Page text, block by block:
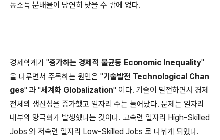
동소득 분배율이 당연히 낮을 수 밖에 없다.
경제학계가 "증가하는 경제적 불균등 Economic Inequality"
을 다루면서 주목하는 원인은 "기술발전 Technological Chan
ges" 과 "세계화 Globalization" 이다. 기술이 발전하면서 경제
전체의 생산성을 증가했고 일자리 수는 늘어났다. 문제는 일자리
내부의 양극화가 발생했다는 것이다. 고숙련 일자리 High-Skilled
Jobs 와 저숙련 일자리 Low-Skilled Jobs 로 나뉘게 되었다.